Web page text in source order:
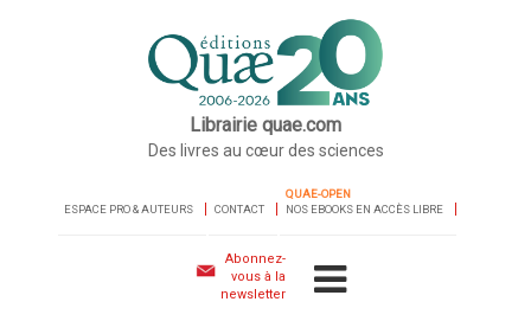
Librairie quae.com
Des livres au cœur des sciences
ESPACE PRO & AUTEURS CONTACT
QUAE-OPEN
NOS EBOOKS EN ACCÈS LIBRE
Abonnez-
vous à la
newsletter